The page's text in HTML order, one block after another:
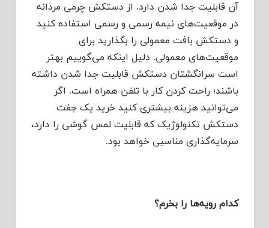
آن قابلیت جدا شدن دارد. از دستکش چرمی مردانه
در موقعیت‌های نیمه رسمی و رسمی استفاده کنید
و دستکش بافت معمولی را بگذارید برای
موقعیت‌های معمولی. دلیل اینکه می‌گوییم بهتر
است سرانگشتان دستکش قابلیت جدا شدن داشته
باشند؛ راحت کردن کار با تلفن همراه است. اگر
می‌توانید هزینه بیشتری کنید خرید یک جفت
دستکش تکنولوژیک که قابلیت لمس گوشی را دارد،
سرمایه‌گذاری مناسبی خواهد بود.
کدام رویه‌ها را بخرم؟